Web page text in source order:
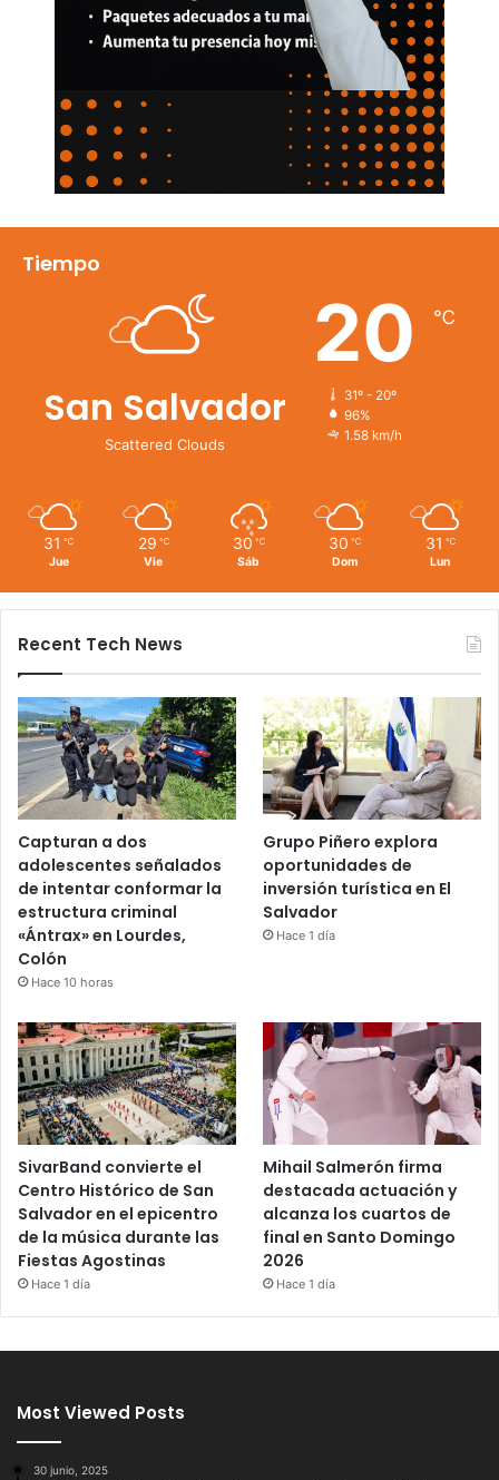
Tiempo
San Salvador
Scattered Clouds
20 ℃
31º - 20º
96%
1.58 km/h
31 ℃
Jue
29 ℃
Vie
30 ℃
Sáb
30 ℃
Dom
31 ℃
Lun
Recent Tech News
Capturan a dos
adolescentes señalados
de intentar conformar la
estructura criminal
«Ántrax» en Lourdes,
Colón
Hace 10 horas
Grupo Piñero explora
oportunidades de
inversión turística en El
Salvador
Hace 1 día
SivarBand convierte el
Centro Histórico de San
Salvador en el epicentro
de la música durante las
Fiestas Agostinas
Hace 1 día
Mihail Salmerón firma
destacada actuación y
alcanza los cuartos de
final en Santo Domingo
2026
Hace 1 día
Most Viewed Posts
30 junio, 2025